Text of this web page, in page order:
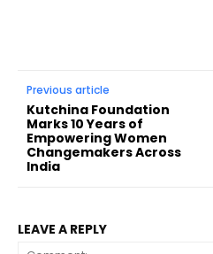
Previous article
Kutchina Foundation
Marks 10 Years of
Empowering Women
Changemakers Across
India
LEAVE A REPLY